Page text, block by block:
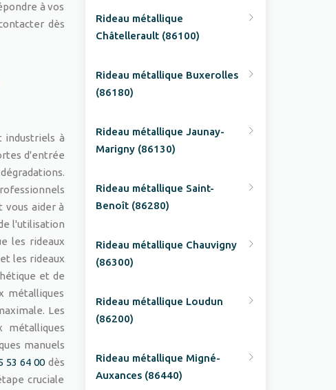
à vos
dès
industriels à
d'entrée
vous aider à
l'utilisation
les rideaux
les rideaux
et de
métalliques
Les
métalliques
manuels
53 64 00dès
cruciale
Rideau métallique
Châtellerault (86100)
Rideau métallique Buxerolles
(86180)
Rideau métallique Jaunay-
Marigny (86130)
Rideau métallique Saint-
Benoît (86280)
Rideau métallique Chauvigny
(86300)
Rideau métallique Loudun
(86200)
Rideau métallique Migné-
Auxances (86440)